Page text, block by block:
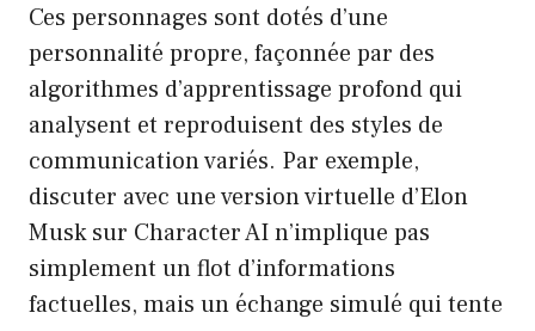
Ces personnages sont dotés d’une
personnalité propre, façonnée par des
algorithmes d’apprentissage profond qui
analysent et reproduisent des styles de
communication variés. Par exemple,
discuter avec une version virtuelle d’Elon
Musk sur Character AI n’implique pas
simplement un flot d’informations
factuelles, mais un échange simulé qui tente